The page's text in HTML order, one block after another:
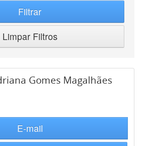
Filtrar
Limpar Filtros
Gomes Magalhães
E-mail